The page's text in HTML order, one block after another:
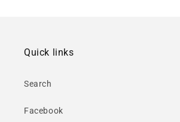
Quick links
Search
Facebook